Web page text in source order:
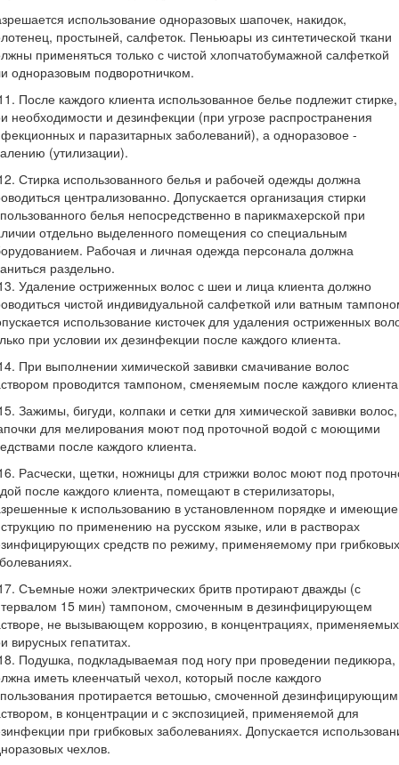
использование одноразовых шапочек, накидок,
простыней, салфеток. Пеньюары из синтетической ткани
применяться только с чистой хлопчатобумажной салфеткой
одноразовым подворотничком.
После каждого клиента использованное белье подлежит
необходимости и дезинфекции (при угрозе распространения
и паразитарных заболеваний), а одноразовое -
(утилизации).
Стирка использованного белья и рабочей одежды должна
централизованно. Допускается организация стирки
белья непосредственно в парикмахерской при
отдельно выделенного помещения со специальным
Рабочая и личная одежда персонала должна
раздельно.
Удаление остриженных волос с шеи и лица клиента должно
чистой индивидуальной салфеткой или ватным
использование кисточек для удаления остриженных
при условии их дезинфекции после каждого клиента.
При выполнении химической завивки смачивание волос
проводится тампоном, сменяемым после каждого
Зажимы, бигуди, колпаки и сетки для химической завивки волос,
для мелирования моют под проточной водой с моющими
после каждого клиента.
Расчески, щетки, ножницы для стрижки волос моют под
после каждого клиента, помещают в стерилизаторы,
к использованию в установленном порядке и имеющие
по применению на русском языке, или в растворах
средств по режиму, применяемому при грибковых
Съемные ножи электрических бритв протирают дважды (с
15 мин) тампоном, смоченным в дезинфицирующем
не вызывающем коррозию, в концентрациях, применяемых
вирусных гепатитах.
Подушка, подкладываемая под ногу при проведении педикюра,
иметь клеенчатый чехол, который после каждого
протирается ветошью, смоченной дезинфицирующим
в концентрации и с экспозицией, применяемой для
при грибковых заболеваниях. Допускается
чехлов.